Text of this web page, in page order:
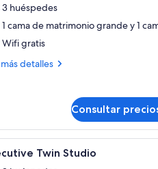
3 huéspedes
1 cama de matrimonio grande y 1
Wifi gratis
detalles
Consultar
secador de pelo y toallas
Twin Studio